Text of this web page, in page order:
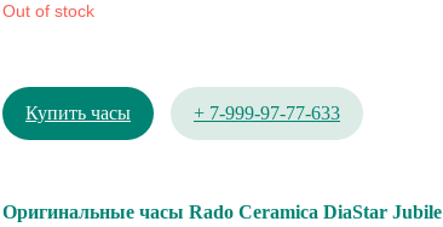
Out of stock
Купить часы + 7-999-97-77-633
Oригинaльные часы Rаdo Сеramica DiaStar Jubilе